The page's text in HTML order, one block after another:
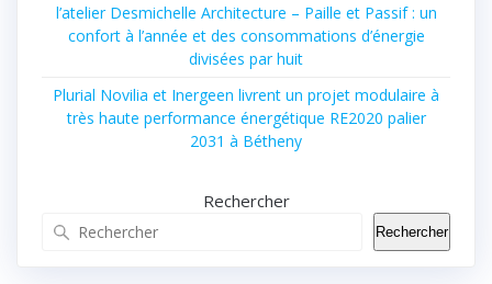
l’atelier Desmichelle Architecture – Paille et Passif : un
confort à l’année et des consommations d’énergie
divisées par huit
Plurial Novilia et Inergeen livrent un projet modulaire à
très haute performance énergétique RE2020 palier
2031 à Bétheny
Rechercher
Rechercher